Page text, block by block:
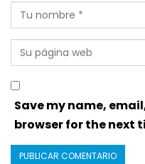
Save my name,
browser for the next